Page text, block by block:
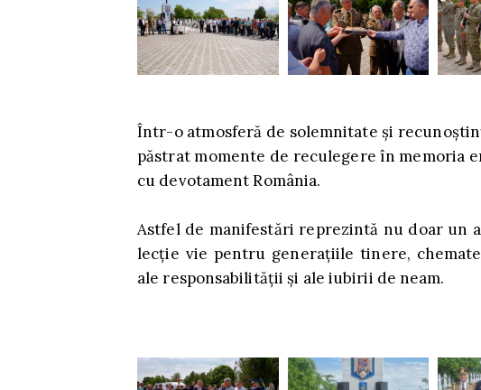
Într-o atmosferă de solemnitate și
păstrat momente de reculegere în memoria
cu devotament România.
Astfel de manifestări reprezintă nu doar un
lecție vie pentru generațiile tinere,
ale responsabilității și ale iubirii de neam.